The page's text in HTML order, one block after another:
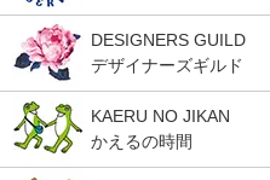
DESIGNERS GUILD
デザイナーズギルド
KAERU NO JIKAN
かえるの時間